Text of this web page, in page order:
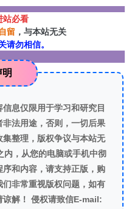
必看
留 ，与本站无关
勿相信。
息仅限用于学习和研究目
法用途，否则，一切后果
整理，版权争议与本站无
内，从您的电脑或手机中彻
和内容，请支持正版，购
非常重视版权问题，如有
谅解！ 侵权请致信E-mail: